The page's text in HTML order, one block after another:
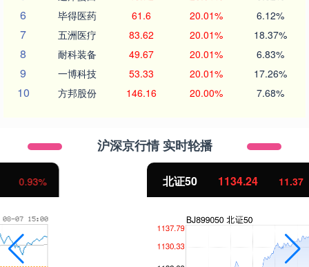
6 毕得医药 61.6 20.01% 6.12%
7 五洲医疗 83.62 20.01% 18.37%
8 耐科装备 49.67 20.01% 6.83%
9 一博科技 53.33 20.01% 17.26%
10 方邦股份 146.16 20.00% 7.68%
沪深京行情 实时轮播
11.37 1.01%